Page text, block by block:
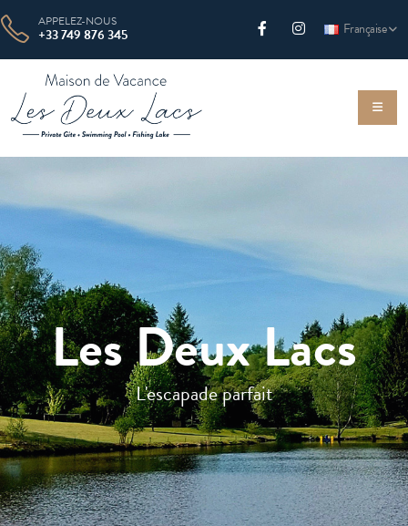
APPELEZ-NOUS
+33 749 876 345 Française
Les Deux Lacs
L'escapadeparfait